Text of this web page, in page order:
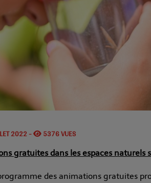
2022 - 5376 VUES
gratuites dans les espaces
des animations gratuites